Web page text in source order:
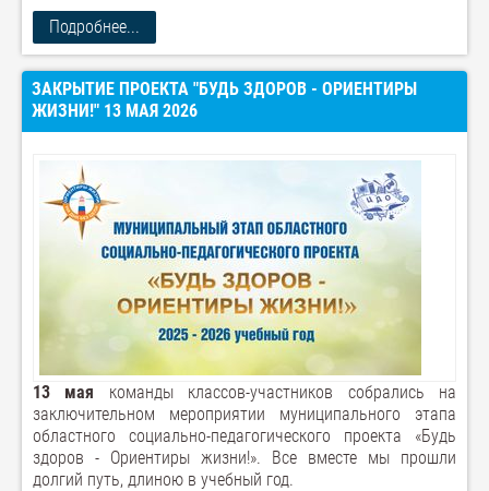
Подробнее...
ЗАКРЫТИЕ ПРОЕКТА "БУДЬ ЗДОРОВ - ОРИЕНТИРЫ
ЖИЗНИ!" 13 МАЯ 2026
13 мая команды классов-участников собрались на
заключительном мероприятии муниципального этапа
областного социально-педагогического проекта «Будь
здоров - Ориентиры жизни!». Все вместе мы прошли
долгий путь, длиною в учебный год.